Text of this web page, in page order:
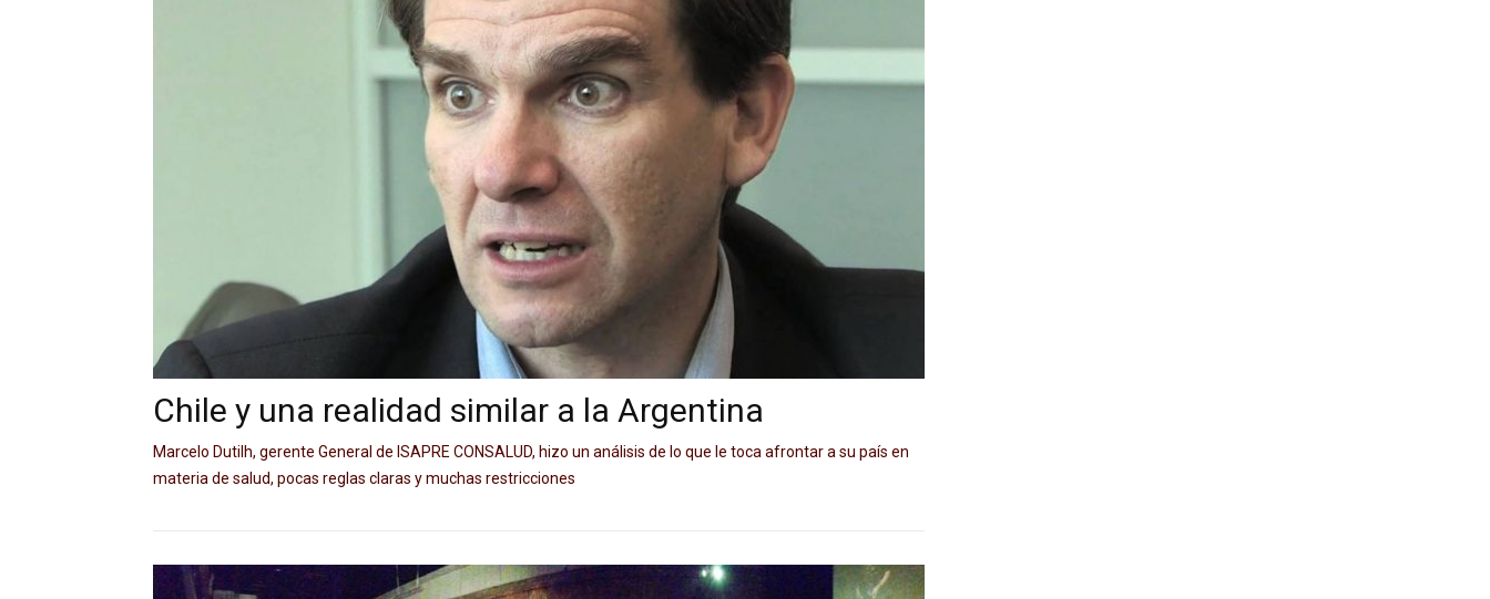
Chile y una realidad similar a la Argentina
Marcelo Dutilh, gerente General de ISAPRE CONSALUD, hizo un análisis de lo que le toca afrontar a su país en
materia de salud, pocas reglas claras y muchas restricciones